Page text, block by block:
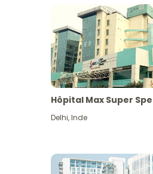
Hôpital Max Super
Delhi,Inde